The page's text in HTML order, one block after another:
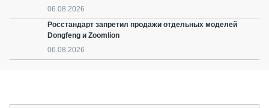
06.08.2026
Росстандарт запретил продажи отдельных моделей
Dongfeng и Zoomlion
06.08.2026